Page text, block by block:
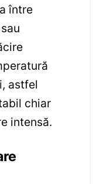
între
astfel
chiar
intensă.